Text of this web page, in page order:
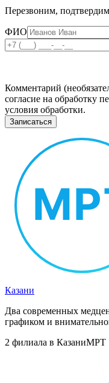
Перезвоним,
ФИО
Комментарий
согласие на обработку
условия обработки.
Записаться
Казани
Два современных
графиком и
2 филиала в КазаниМРТ